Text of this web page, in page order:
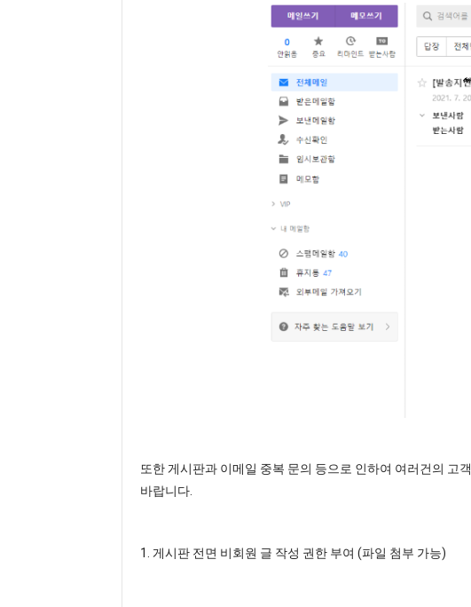
또한 게시판과 이메일 중복 문의 등으로 인하여 여러건의 고
바랍니다.
1. 게시판 전면 비회원 글 작성 권한 부여 (파일 첨부 가능)